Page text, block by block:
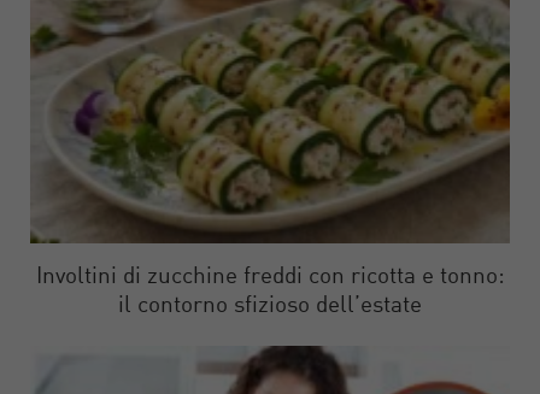
Involtini di zucchine freddi con ricotta e tonno:
il contorno sfizioso dell’estate